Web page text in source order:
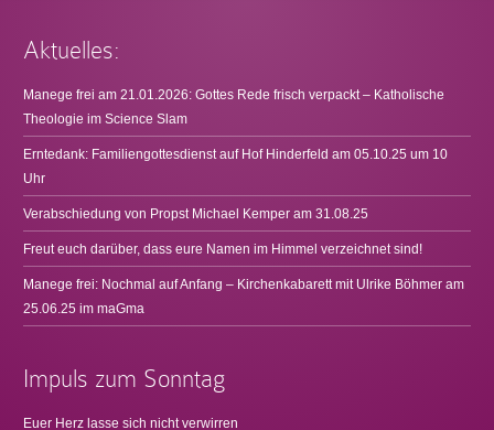
Aktuelles:
Manege frei am 21.01.2026: Gottes Rede frisch verpackt – Katholische
Theologie im Science Slam
Erntedank: Familiengottesdienst auf Hof Hinderfeld am 05.10.25 um 10
Uhr
Verabschiedung von Propst Michael Kemper am 31.08.25
Freut euch darüber, dass eure Namen im Himmel verzeichnet sind!
Manege frei: Nochmal auf Anfang – Kirchenkabarett mit Ulrike Böhmer am
25.06.25 im maGma
Impuls zum Sonntag
Euer Herz lasse sich nicht verwirren